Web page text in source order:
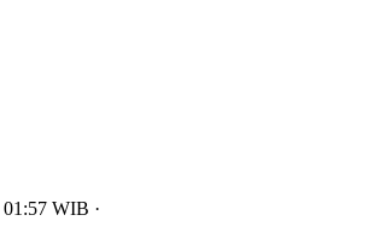
01:57 WIB ·